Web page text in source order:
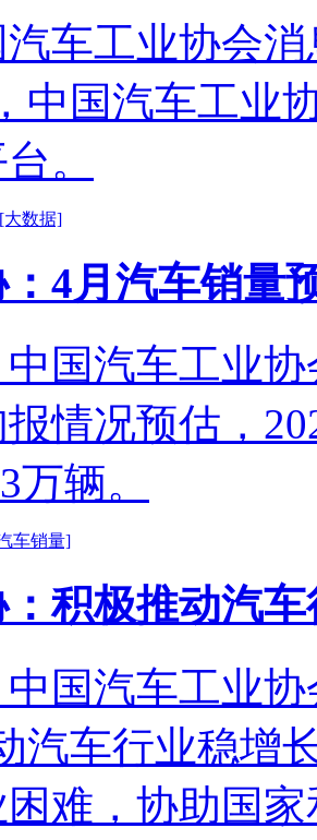
车工业协会
中国汽车工业
。
[大数据]
4月汽车销量
中国汽车工业
情况预估，
万辆。
车销量]
积极推动汽
国汽车工业
汽车行业稳增
难，协助国